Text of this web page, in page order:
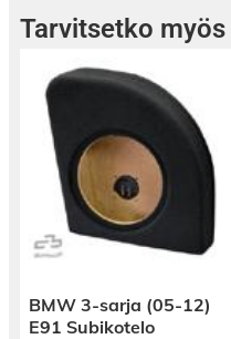
Tarvitsetko myös
BMW 3-sarja (05-12)
E91 Subikotelo